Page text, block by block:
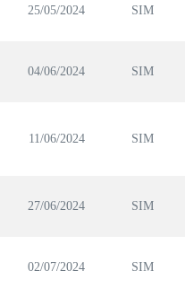
25/05/2024 SIM
04/06/2024 SIM
11/06/2024 SIM
27/06/2024 SIM
02/07/2024 SIM